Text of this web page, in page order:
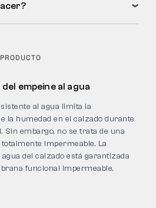
empeine al agua
al agua limita la
la humedad en el calzado durante
Sin embargo, no se trata de una
impermeable. La
del calzado está garantizada
funcional impermeable.